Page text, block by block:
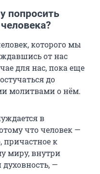
попросить
которого мы
от нас
для нас, пока еще
до
молитвами о нём.
в
что человек —
причастное к
миру, внутри
духовность, —